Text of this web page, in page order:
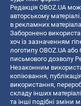
Редакція OBOZ.UA
авторському
в рекламних
Заборонено
хоч із зазначенням
логотипу OBOZ.UA
письмового дозволу
Незаконним
копiювання,
використання,
складу інших
та інші подібні зміни